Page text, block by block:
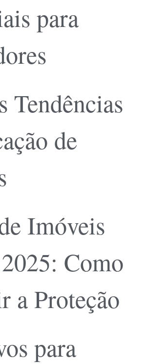
para
Tendências
de
Imóveis
Como
a Proteção
para